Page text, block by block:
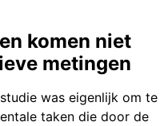
komen niet
metingen
was eigenlijk om te
taken die door de